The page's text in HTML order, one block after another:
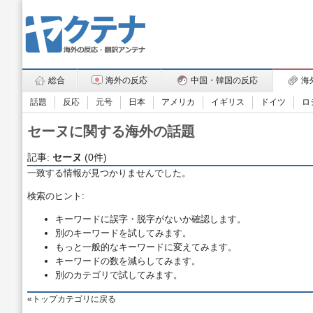
総合 海外の反応 中国・韓国の反応 海
話題 反応 元号 日本 アメリカ イギリス ドイツ ロ
セーヌに関する海外の話題
記事: セーヌ (0件)
一致する情報が見つかりませんでした。
検索のヒント:
キーワードに誤字・脱字がないか確認します。
別のキーワードを試してみます。
もっと一般的なキーワードに変えてみます。
キーワードの数を減らしてみます。
別のカテゴリで試してみます。
トップカテゴリに戻る